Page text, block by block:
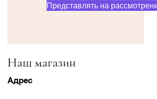
Представлять на
Наш магазин
Адрес